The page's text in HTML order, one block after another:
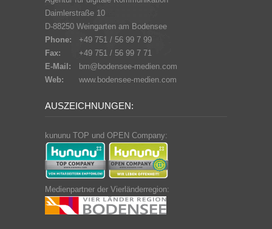
Daimlerstraße 10
D-88250 Weingarten am Bodensee
Phone:
+49 751 / 56 99 7 99
Fax:
+49 751 / 56 99 7 71
E-Mail:
bm@bodensee-medien.com
Web:
www.bodensee-medien.com
AUSZEICHNUNGEN:
kununu TOP und OPEN Company:
Medienpartner der Vierländerregion: